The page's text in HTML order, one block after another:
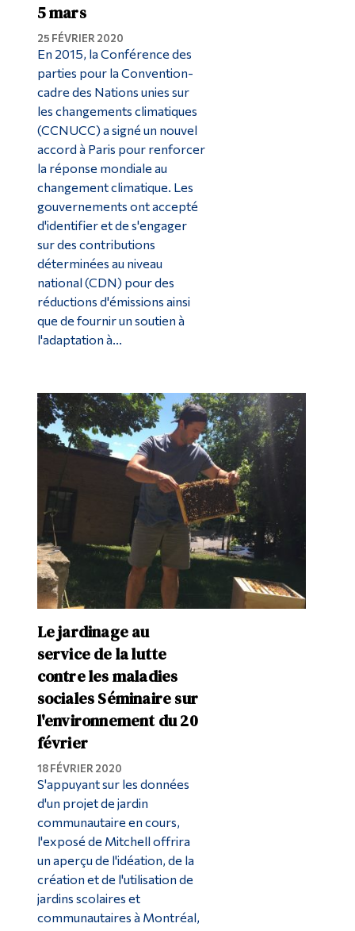
5 mars
25 FÉVRIER 2020
En 2015, la Conférence des
parties pour la Convention-
cadre des Nations unies sur
les changements climatiques
(CCNUCC) a signé un nouvel
accord à Paris pour renforcer
la réponse mondiale au
changement climatique. Les
gouvernements ont accepté
d'identifier et de s'engager
sur des contributions
déterminées au niveau
national (CDN) pour des
réductions d'émissions ainsi
que de fournir un soutien à
l'adaptation à...
Le jardinage au
service de la lutte
contre les maladies
sociales Séminaire sur
l'environnement du 20
février
18 FÉVRIER 2020
S'appuyant sur les données
d'un projet de jardin
communautaire en cours,
l'exposé de Mitchell offrira
un aperçu de l'idéation, de la
création et de l'utilisation de
jardins scolaires et
communautaires à Montréal,